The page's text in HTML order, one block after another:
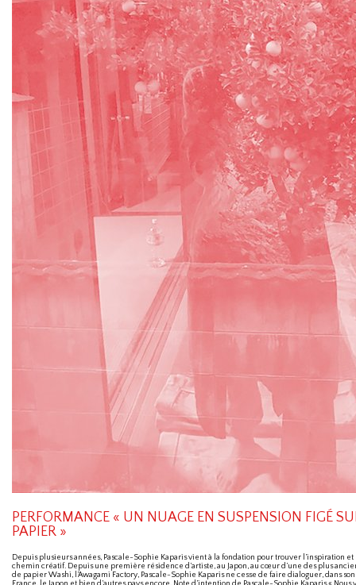
PERFORMANCE « UN NUAGE EN SUSPENSION FIGÉ
PAPIER »
Depuis plusieurs années, Pascale-Sophie Kaparis vient à la fondation pour trouver l’inspiration
chemin créatif. Depuis une première résidence d’artiste, au Japon, au cœur d’une des plus
de papier Washi, l’Awagami Factory, Pascale-Sophie Kaparis ne cesse de faire dialoguer, dans